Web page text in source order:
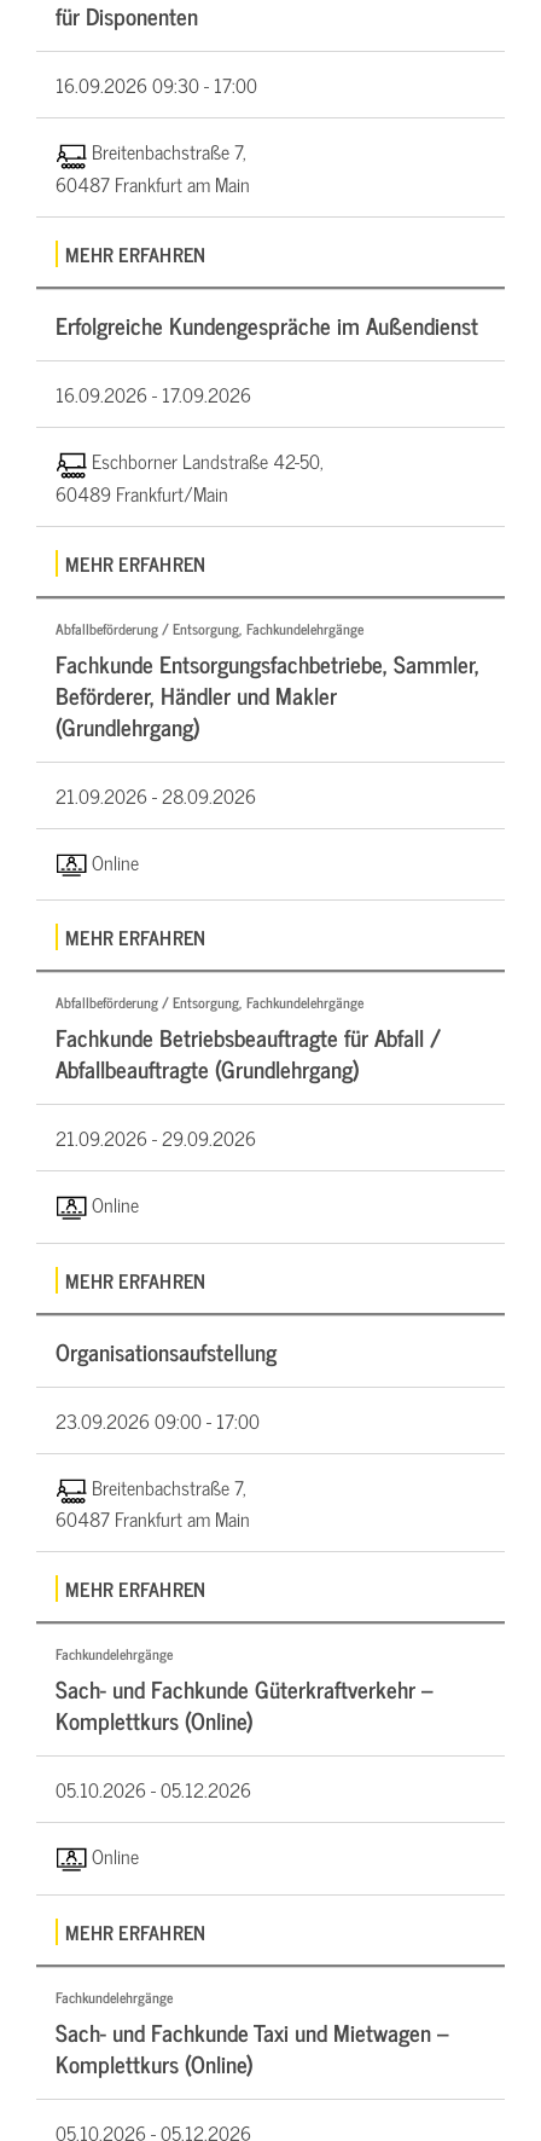
für Disponenten
16.09.202609:30 - 17:00
Breitenbachstraße 7,
60487 Frankfurt am Main
MEHR ERFAHREN
Erfolgreiche Kundengespräche im Außendienst
16.09.2026 -17.09.2026
Eschborner Landstraße 42-50,
60489 Frankfurt/Main
MEHR ERFAHREN
Abfallbeförderung / Entsorgung, Fachkundelehrgänge
Fachkunde Entsorgungsfachbetriebe, Sammler,
Beförderer, Händler und Makler
(Grundlehrgang)
21.09.2026 -28.09.2026
Online
MEHR ERFAHREN
Abfallbeförderung / Entsorgung, Fachkundelehrgänge
Fachkunde Betriebsbeauftragte für Abfall /
Abfallbeauftragte (Grundlehrgang)
21.09.2026 -29.09.2026
Online
MEHR ERFAHREN
Organisationsaufstellung
23.09.202609:00 - 17:00
Breitenbachstraße 7,
60487 Frankfurt am Main
MEHR ERFAHREN
Fachkundelehrgänge
Sach- und Fachkunde Güterkraftverkehr –
Komplettkurs (Online)
05.10.2026 -05.12.2026
Online
MEHR ERFAHREN
Fachkundelehrgänge
Sach- und Fachkunde Taxi und Mietwagen –
Komplettkurs (Online)
05.10.2026 -05.12.2026